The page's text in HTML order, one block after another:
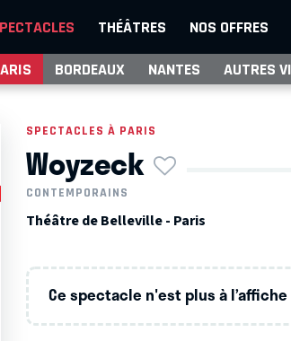
THÉÂTRES NOS OFFRES
BORDEAUX NANTES AUTRES
SPECTACLES À PARIS
Woyzeck
CONTEMPORAINS
Théâtre de Belleville - Paris
Ce spectacle n'est plus à l’affiche